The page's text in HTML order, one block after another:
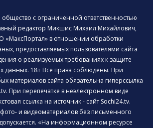
общество с ограниченной ответственностью
редактор Микшис Михаил Михайлович,
«МаксПортал» в отношении обработки
предоставляемых пользователями сайта
о реализуемых требованиях к защите
данных. 18+ Все права соблюдены. При
материалов сайта обязательна гиперссылка
При перепечатке в неэлектронном виде
ссылка на источник - сайт Sochi24.tv.
и видеоматериалов без письменного
«На информационном ресурсе